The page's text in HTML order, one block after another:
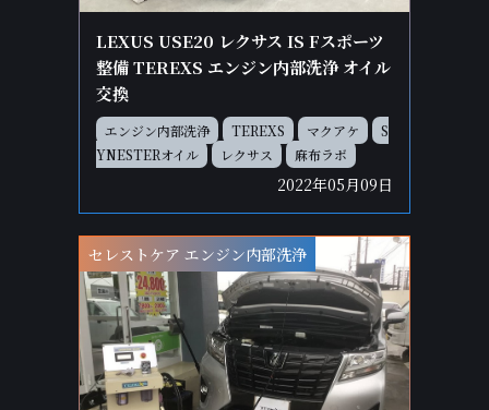
LEXUS USE20 レクサス IS Fスポーツ
整備 TEREXS エンジン内部洗浄 オイル
交換
エンジン内部洗浄 TEREXS マクアケ
S
YNESTERオイル
レクサス 麻布ラボ
2022年05月09日
セレストケア エンジン内部洗浄